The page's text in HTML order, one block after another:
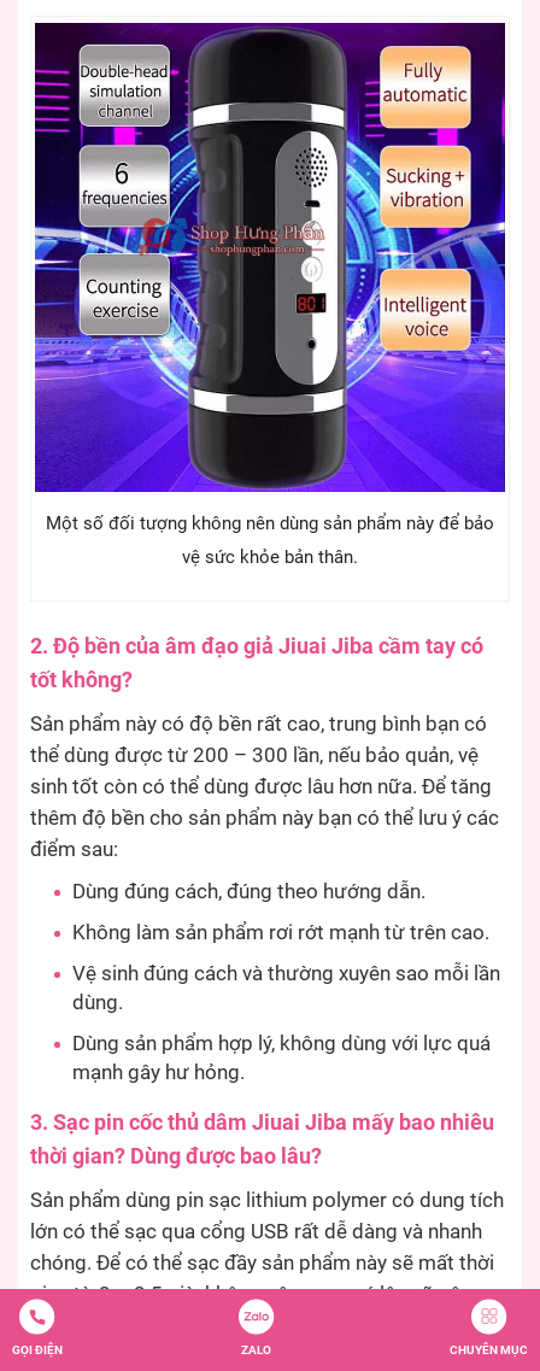
Một số đối tượng không nên dùng sản phẩm này để bảo
vệ sức khỏe bản thân.
2. Độ bền của âm đạo giả Jiuai Jiba cầm tay có
tốt không?
Sản phẩm này có độ bền rất cao, trung bình bạn có
thể dùng được từ 200 – 300 lần, nếu bảo quản, vệ
sinh tốt còn có thể dùng được lâu hơn nữa. Để tăng
thêm độ bền cho sản phẩm này bạn có thể lưu ý các
điểm sau:
Dùng đúng cách, đúng theo hướng dẫn.
Không làm sản phẩm rơi rớt mạnh từ trên cao.
Vệ sinh đúng cách và thường xuyên sao mỗi lần
dùng.
Dùng sản phẩm hợp lý, không dùng với lực quá
mạnh gây hư hỏng.
3. Sạc pin cốc thủ dâm Jiuai Jiba mấy bao nhiêu
thời gian? Dùng được bao lâu?
Sản phẩm dùng pin sạc lithium polymer có dung tích
lớn có thể sạc qua cổng USB rất dễ dàng và nhanh
chóng. Để có thể sạc đầy sản phẩm này sẽ mất thời
gian từ 2 – 2.5 giờ, không nên sạc quá lâu sẽ gây
chai pin. Thời gian sử dụng liên tục là trong vòng 1 –
2 giờ. Nếu bạn dùng nhiều tính năng, chế độ rung
GỌI ĐIỆN ZALO CHUYÊN MỤC